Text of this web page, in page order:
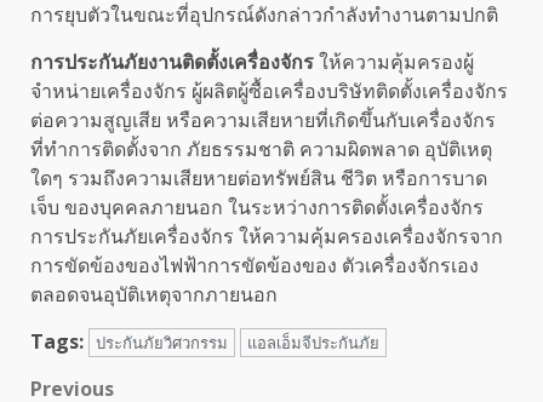
การยุบตัวในขณะที่อุปกรณ์ดังกล่าวกำลังทำงานตามปกติ
การประกันภัยงานติดตั้งเครื่องจักรให้ความคุ้มครองผู้
จำหน่ายเครื่องจักร ผู้ผลิตผู้ซื้อเครื่องบริษัทติดตั้งเครื่องจักร
ต่อความสูญเสีย หรือความเสียหายที่เกิดขึ้นกับเครื่องจักร
ที่ทำการติดตั้งจาก ภัยธรรมชาติ ความผิดพลาด อุบัติเหตุ
ใดๆ รวมถึงความเสียหายต่อทรัพย์สิน ชีวิต หรือการบาด
เจ็บ ของบุคคลภายนอก ในระหว่างการติดตั้งเครื่องจักร
การประกันภัยเครื่องจักร ให้ความคุ้มครองเครื่องจักรจาก
การขัดข้องของไฟฟ้าการขัดข้องของ ตัวเครื่องจักรเอง
ตลอดจนอุบัติเหตุจากภายนอก
Tags: ประกันภัยวิศวกรรม แอลเอ็มจีประกันภัย
Previous